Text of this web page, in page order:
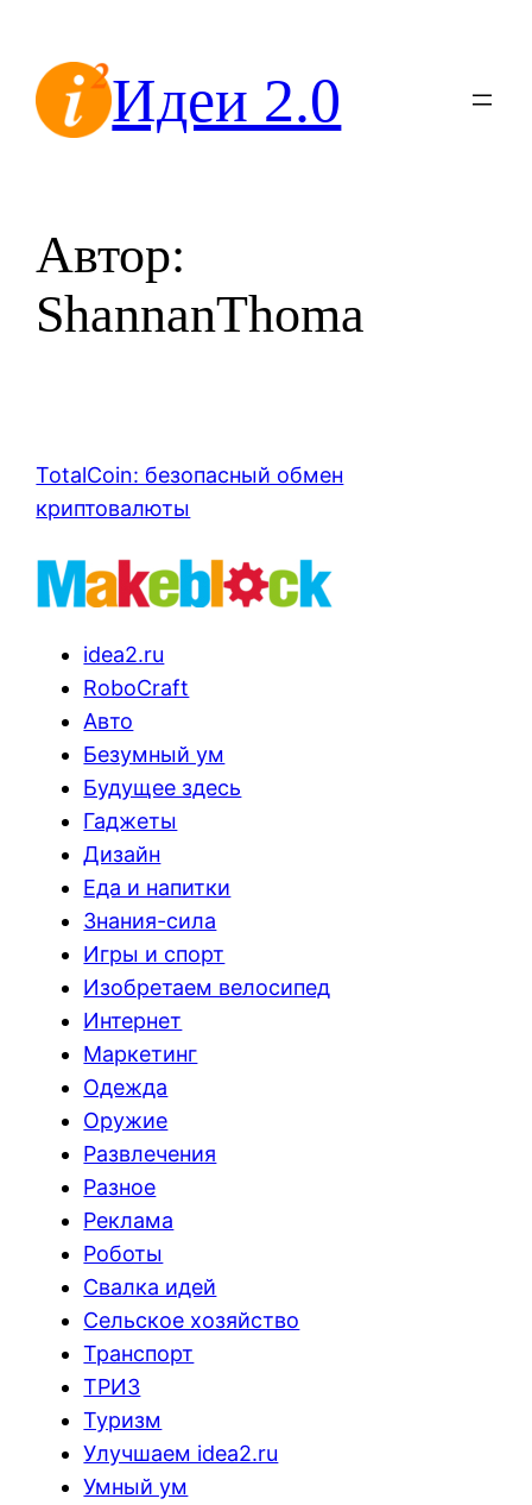
содержимомуИдеи 2.0
Автор:
ShannanThoma
TotalCoin: безопасный обмен
криптовалюты
idea2.ru
RoboCraft
Авто
Безумный ум
Будущее здесь
Гаджеты
Дизайн
Еда и напитки
Знания-сила
Игры и спорт
Изобретаем велосипед
Интернет
Маркетинг
Одежда
Оружие
Развлечения
Разное
Реклама
Роботы
Свалка идей
Сельское хозяйство
Транспорт
ТРИЗ
Туризм
Улучшаем idea2.ru
Умный ум